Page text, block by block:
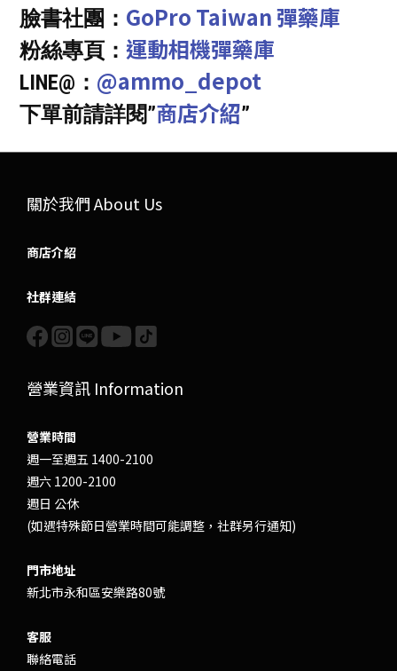
臉書社團： GoPro Taiwan 彈藥庫
粉絲專頁： 運動相機彈藥庫
LINE@： @ammo_depot
下單前請詳閱”商店介紹”
關於我們 About Us
商店介紹
社群連結
營業資訊 Information
營業時間
週一至週五 1400-2100
週六 1200-2100
週日 公休
(如遇特殊節日營業時間可能調整，社群另行通知)
門市地址
新北市永和區安樂路80號
客服
聯絡電話